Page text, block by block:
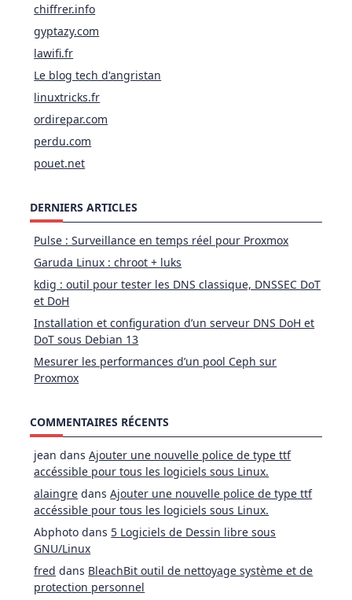
chiffrer.info
gyptazy.com
lawifi.fr
Le blog tech d'angristan
linuxtricks.fr
ordirepar.com
perdu.com
pouet.net
DERNIERS ARTICLES
Pulse : Surveillance en temps réel pour Proxmox
Garuda Linux : chroot + luks
kdig : outil pour tester les DNS classique, DNSSEC DoT
et DoH
Installation et configuration d’un serveur DNS DoH et
DoT sous Debian 13
Mesurer les performances d’un pool Ceph sur
Proxmox
COMMENTAIRES RÉCENTS
jean dansAjouter une nouvelle police de type ttf
accéssible pour tous les logiciels sous Linux.
alaingre dansAjouter une nouvelle police de type ttf
accéssible pour tous les logiciels sous Linux.
Abphoto dans 5 Logiciels de Dessin libre sous
GNU/Linux
fred dans BleachBit outil de nettoyage système et de
protection personnel